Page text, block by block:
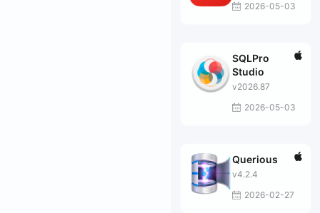
2026-05-03
SQLPro
Studio
v2026.87
2026-05-03
Querious
v4.2.4
2026-02-27